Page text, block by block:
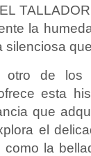
la
otro de
esta
que
el
la